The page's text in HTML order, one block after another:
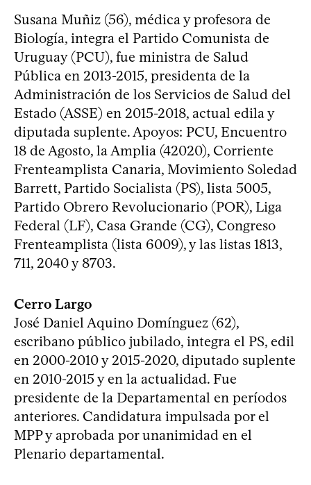
Susana Muñiz (56), médica y profesora de
Biología, integra el Partido Comunista de
Uruguay (PCU), fue ministra de Salud
Pública en 2013-2015, presidenta de la
Administración de los Servicios de Salud del
Estado (ASSE) en 2015-2018, actual edila y
diputada suplente. Apoyos: PCU, Encuentro
18 de Agosto, la Amplia (42020), Corriente
Frenteamplista Canaria, Movimiento Soledad
Barrett, Partido Socialista (PS), lista 5005,
Partido Obrero Revolucionario (POR), Liga
Federal (LF), Casa Grande (CG), Congreso
Frenteamplista (lista 6009), y las listas 1813,
711, 2040 y 8703.
Cerro Largo
José Daniel Aquino Domínguez (62),
escribano público jubilado, integra el PS, edil
en 2000-2010 y 2015-2020, diputado suplente
en 2010-2015 y en la actualidad. Fue
presidente de la Departamental en períodos
anteriores. Candidatura impulsada por el
MPP y aprobada por unanimidad en el
Plenario departamental.